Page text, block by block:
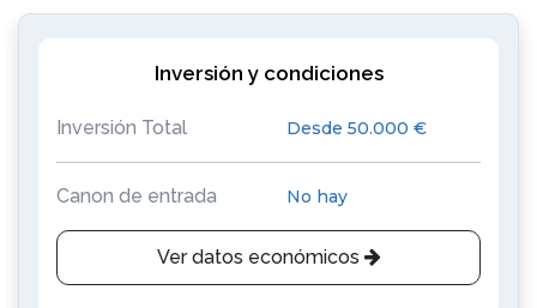
Inversión y condiciones
Inversión Total Desde 50.000 €
Canon de entrada No hay
Ver datos económicos